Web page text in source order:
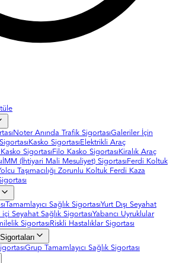
Noter Anında Trafik SigortasıGaleriler İçin
Kasko Sigortası Elektrikli Araç
Sigortası Filo Kasko Sigortası Kiralık Araç
İMM (İhtiyari Mali Mesuliyet) Sigortası Ferdi Koltuk
Taşımacılığı Zorunlu Koltuk Ferdi Kaza
Tamamlayıcı Sağlık SigortasıYurt Dışı Seyahat
içi Seyahat Sağlık SigortasıYabancı Uyruklular
Sigortası Riskli Hastalıklar Sigortası
Grup Tamamlayıcı Sağlık Sigortası